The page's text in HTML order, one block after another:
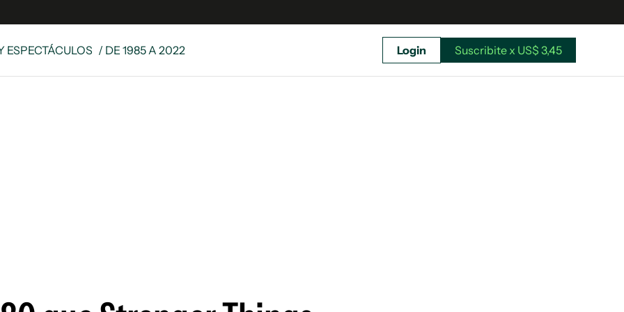
ESPECTÁCULOS / DE 1985 A 2022 Login Suscribite x US$ 3,45